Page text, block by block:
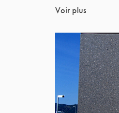
Voir plus